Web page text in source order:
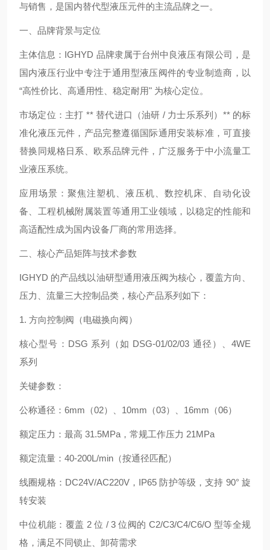
与销售，是国内替代型液压元件的主流品牌之一。
一、品牌背景与定位
主体信息：IGHYD 品牌隶属于台州中良液压有限公司，是
国内液压行业中专注于通用型液压阀件的专业制造商，以
“高性价比、高通用性、稳定耐用" 为核心定位。
市场定位：主打 ** 替代进口（油研 / 力士乐系列）** 的标
准化液压元件，产品完整遵循国际通用安装标准，可直接
替换同规格日系、欧系品牌元件，广泛服务于中小流量工
业液压系统。
应用场景：聚焦注塑机、液压机、数控机床、自动化设
备、工程机械附属装置等通用工业领域，以稳定的性能和
高适配性成为国内设备厂商的常用选择。
二、核心产品矩阵与技术参数
IGHYD 的产品线以油研型通用液压阀为核心，覆盖方向、
压力、流量三大控制品类，核心产品系列如下：
1. 方向控制阀（电磁换向阀）
核心型号：DSG 系列（如 DSG-01/02/03 通径）、4WE
系列
关键参数：
公称通径：6mm（02）、10mm（03）、16mm（06）
额定压力：最高 31.5MPa，常规工作压力 21MPa
额定流量：40-200L/min（按通径匹配）
线圈规格：DC24V/AC220V，IP65 防护等级，支持 90° 旋
转安装
中位机能：覆盖 2 位 / 3 位阀的 C2/C3/C4/C6/O 型等全规
格，满足不同锁止、卸荷需求